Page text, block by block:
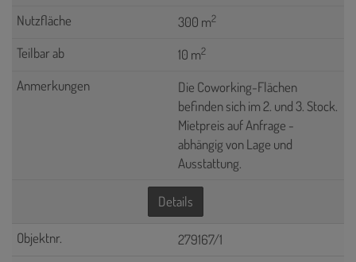
300 m2
10 m2
Die Coworking-Flächen
befinden sich im 2. und 3. Stock.
Mietpreis auf Anfrage -
abhängig von Lage und
Ausstattung.
Details
279167/1